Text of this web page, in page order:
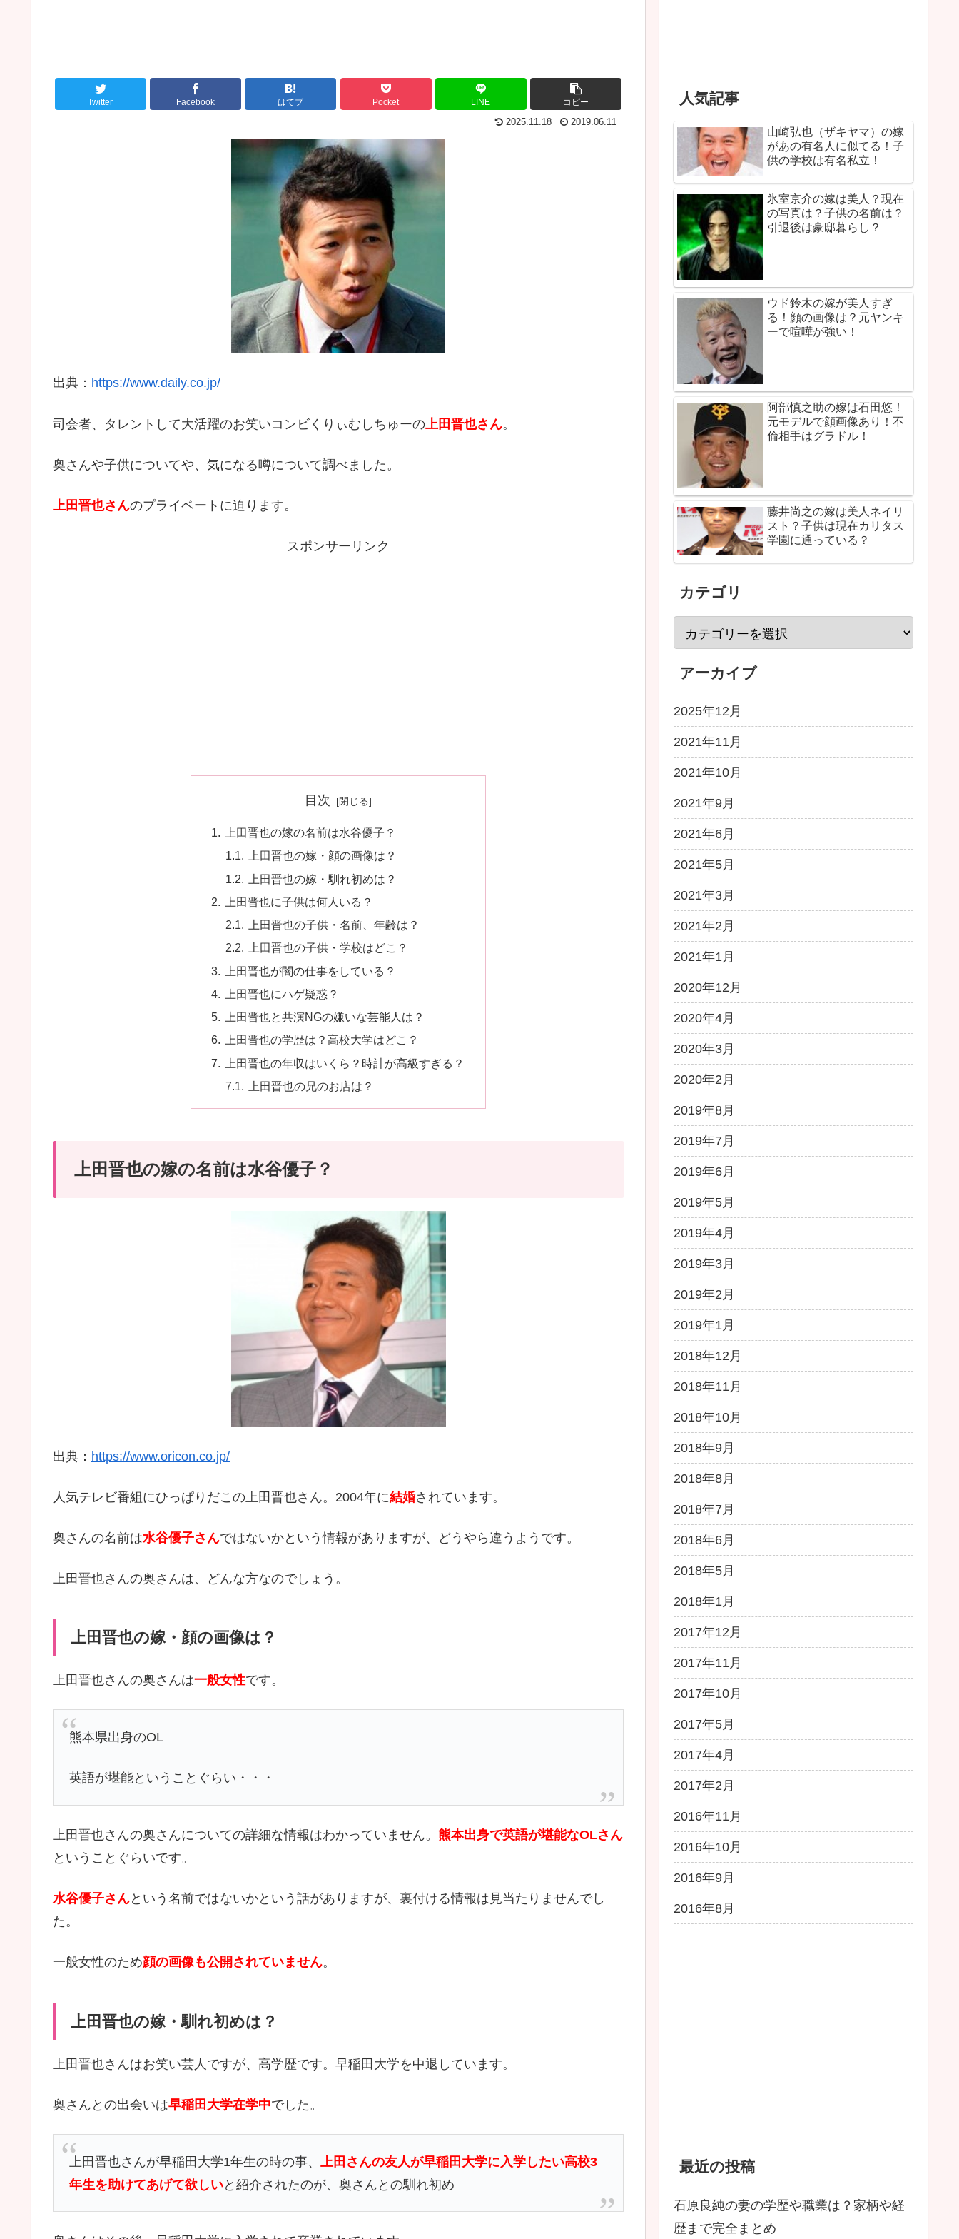
Twitter Facebook はてブ Pocket LINE コピー
2025.11.18 2019.06.11
出典： https://www.daily.co.jp/
司会者、タレントして大活躍のお笑いコンビくりぃむしちゅーの 上田晋也さん。
奥さんや子供についてや、気になる噂について調べました。
上田晋也さんのプライベートに迫ります。
スポンサーリンク
目次
上田晋也の嫁の名前は水谷優子？
上田晋也の嫁・顔の画像は？
上田晋也の嫁・馴れ初めは？
上田晋也に子供は何人いる？
上田晋也の子供・名前、年齢は？
上田晋也の子供・学校はどこ？
上田晋也が闇の仕事をしている？
上田晋也にハゲ疑惑？
上田晋也と共演NGの嫌いな芸能人は？
上田晋也の学歴は？高校大学はどこ？
上田晋也の年収はいくら？時計が高級すぎる？
上田晋也の兄のお店は？
上田晋也の嫁の名前は水谷優子？
出典： https://www.oricon.co.jp/
人気テレビ番組にひっぱりだこの上田晋也さん。2004年に結婚されています。
奥さんの名前は水谷優子さんではないかという情報がありますが、どうやら違うようです。
上田晋也さんの奥さんは、どんな方なのでしょう。
上田晋也の嫁・顔の画像は？
上田晋也さんの奥さんは一般女性です。
熊本県出身のOL
英語が堪能ということぐらい・・・
上田晋也さんの奥さんについての詳細な情報はわかっていません。 熊本出身で英語が堪能なOLさん
ということぐらいです。
水谷優子さんという名前ではないかという話がありますが、裏付ける情報は見当たりませんでし
た。
一般女性のため顔の画像も公開されていません。
上田晋也の嫁・馴れ初めは？
上田晋也さんはお笑い芸人ですが、高学歴です。早稲田大学を中退しています。
奥さんとの出会いは早稲田大学在学中でした。
上田晋也さんが早稲田大学1年生の時の事、
上田さんの友人が早稲田大学に入学したい高校3
年生を助けてあげて欲しいと紹介されたのが、奥さんとの馴れ初め
人気記事
山崎弘也（ザキヤマ）の嫁
があの有名人に似てる！子
供の学校は有名私立！
氷室京介の嫁は美人？現在
の写真は？子供の名前は？
引退後は豪邸暮らし？
ウド鈴木の嫁が美人すぎ
る！顔の画像は？元ヤンキ
ーで喧嘩が強い！
阿部慎之助の嫁は石田悠！
元モデルで顔画像あり！不
倫相手はグラドル！
藤井尚之の嫁は美人ネイリ
スト？子供は現在カリタス
学園に通っている？
カテゴリ
アーカイブ
2025年12月
2021年11月
2021年10月
2021年9月
2021年6月
2021年5月
2021年3月
2021年2月
2021年1月
2020年12月
2020年4月
2020年3月
2020年2月
2019年8月
2019年7月
2019年6月
2019年5月
2019年4月
2019年3月
2019年2月
2019年1月
2018年12月
2018年11月
2018年10月
2018年9月
2018年8月
2018年7月
2018年6月
2018年5月
2018年1月
2017年12月
2017年11月
2017年10月
2017年5月
2017年4月
2017年2月
2016年11月
2016年10月
2016年9月
2016年8月
最近の投稿
石原良純の妻の学歴や職業は？家柄や経
歴まで完全まとめ